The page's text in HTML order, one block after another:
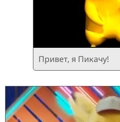
Привет, я Пикачу!